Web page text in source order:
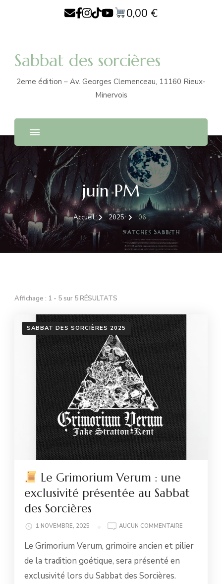
0,00 €
Sabbat des sorcières
2eme édition – Av. Georges Clemenceau, 11160 Rieux-
Minervois
juin PM
Accueil 2025 06
Affichage : 1 - 5 sur 5 RÉSULTATS
SABBAT DES SORCIÈRES 2025
Le Grimorium Verum : une
exclusivité présentée au Sabbat
des Sorcières
1 NOVEMBRE, 2025
AUCUN COMMENTAIRE
GRIMORIUM
Le Grimorium Verum, grimoire ancien et pilier
de la tradition goétique, sera présenté en
exclusivité lors du Sabbat des Sorcières.